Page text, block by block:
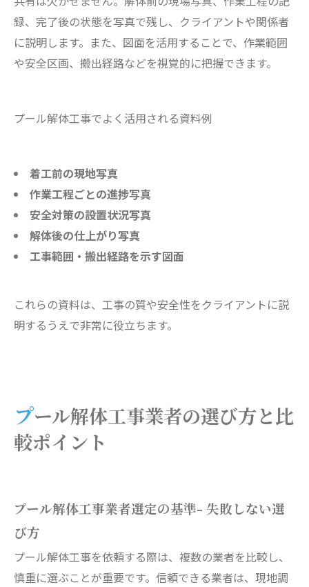
録、完了後の状態を写真で残し、クライアントや関係者
に説明します。また、図面を活用することで、作業範囲
や安全区画、搬出経路などを視覚的に把握できます。
プール解体工事でよく活用される資料例
着工前の現地写真
作業工程ごとの進捗写真
安全対策の設置状況写真
解体後の仕上がり写真
工事範囲・搬出経路を示す図面
これらの資料は、工事の質や安全性をクライアントに説
明するうえで非常に役立ちます。
プール解体工事業者の選び方と比
較ポイント
プール解体工事業者選定の基準- 失敗しない選
び方
プール解体工事を依頼する際は、複数の業者を比較し、
慎重に選ぶことが重要です。信頼できる業者は、現地調